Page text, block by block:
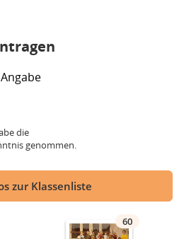
die
genommen.
zur Klassenliste
60